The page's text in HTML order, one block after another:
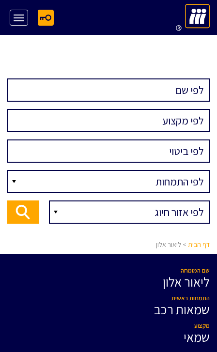
דף הבית > ליאור אלון
שם המומחה
ליאור אלון
התמחות ראשית
שמאות רכב
מקצוע
שמאי